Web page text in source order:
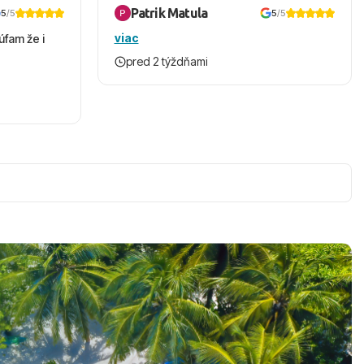
5/5
že i
Patrik Matula 5/5
viac
pred 2 týždňami